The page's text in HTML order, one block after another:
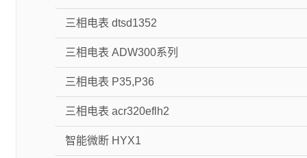
三相电表 dtsd1352
三相电表 ADW300系列
三相电表 P35,P36
三相电表 acr320eflh2
智能微断 HYX1